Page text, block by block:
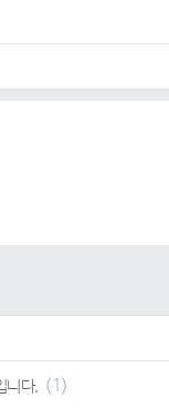
니다. (1)